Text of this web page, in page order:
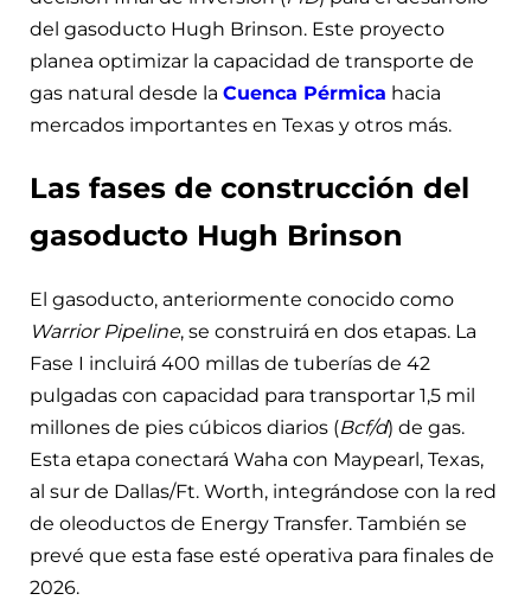
del gasoducto Hugh Brinson. Este proyecto
planea optimizar la capacidad de transporte de
gas natural desde la Cuenca Pérmica hacia
mercados importantes en Texas y otros más.
Las fases de construcción del
gasoducto Hugh Brinson
El gasoducto, anteriormente conocido como
Warrior Pipeline, se construirá en dos etapas. La
Fase I incluirá 400 millas de tuberías de 42
pulgadas con capacidad para transportar 1,5 mil
millones de pies cúbicos diarios (Bcf/d) de gas.
Esta etapa conectará Waha con Maypearl, Texas,
al sur de Dallas/Ft. Worth, integrándose con la red
de oleoductos de Energy Transfer. También se
prevé que esta fase esté operativa para finales de
2026.